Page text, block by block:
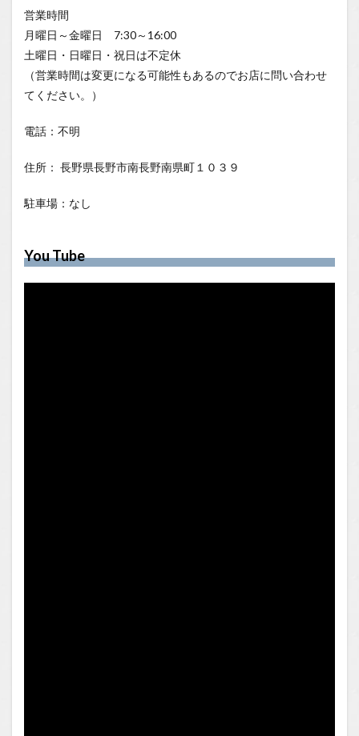
営業時間
月曜日～金曜日 7:30～16:00
土曜日・日曜日・祝日は不定休
（営業時間は変更になる可能性もあるのでお店に問い合わせ
てください。）
電話：不明
住所： 長野県長野市南長野南県町１０３９
駐車場：なし
You Tube